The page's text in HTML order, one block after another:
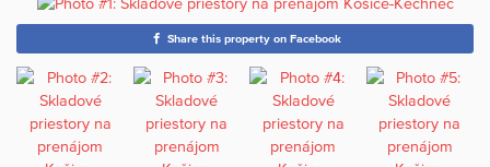
Share this property on Facebook